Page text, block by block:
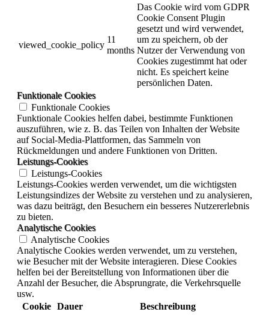
viewed_cookie_policy
11
months
Das Cookie wird vom GDPR
Cookie Consent Plugin
gesetzt und wird verwendet,
um zu speichern, ob der
Nutzer der Verwendung von
Cookies zugestimmt hat oder
nicht. Es speichert keine
persönlichen Daten.
Funktionale Cookies
Funktionale Cookies
Funktionale Cookies helfen dabei, bestimmte Funktionen
auszuführen, wie z. B. das Teilen von Inhalten der Website
auf Social-Media-Plattformen, das Sammeln von
Rückmeldungen und andere Funktionen von Dritten.
Leistungs-Cookies
Leistungs-Cookies
Leistungs-Cookies werden verwendet, um die wichtigsten
Leistungsindizes der Website zu verstehen und zu analysieren,
was dazu beiträgt, den Besuchern ein besseres Nutzererlebnis
zu bieten.
Analytische Cookies
Analytische Cookies
Analytische Cookies werden verwendet, um zu verstehen,
wie Besucher mit der Website interagieren. Diese Cookies
helfen bei der Bereitstellung von Informationen über die
Anzahl der Besucher, die Absprungrate, die Verkehrsquelle
usw.
Cookie Dauer
Beschreibung